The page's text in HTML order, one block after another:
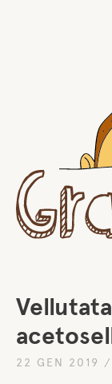
22 GEN 2019 /